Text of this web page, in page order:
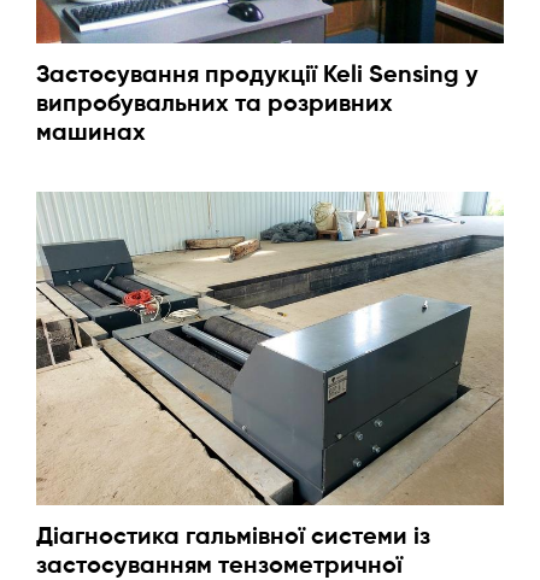
Застосування продукції Keli Sensing у
випробувальних та розривних
машинах
Діагностика гальмівної системи із
застосуванням тензометричної